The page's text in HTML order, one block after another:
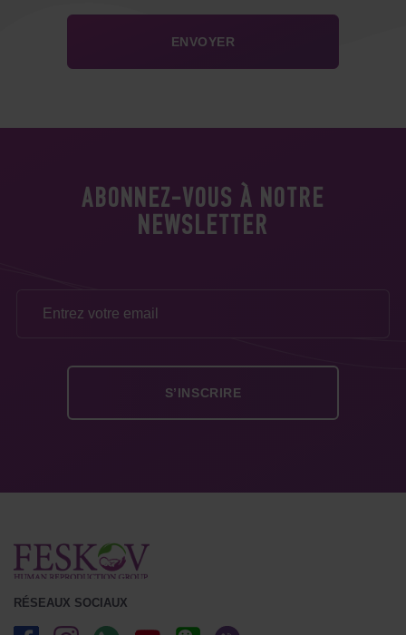
ABONNEZ-VOUS À NOTRE
NEWSLETTER
RÉSEAUX SOCIAUX